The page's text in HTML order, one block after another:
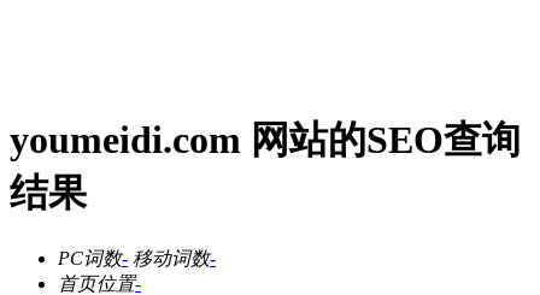
youmeidi.com 网站的SEO查询
结果
PC词数- 移动词数-
首页位置-